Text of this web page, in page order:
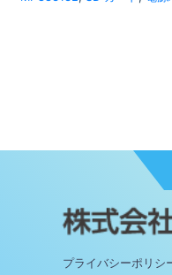
プライバシーポリシ